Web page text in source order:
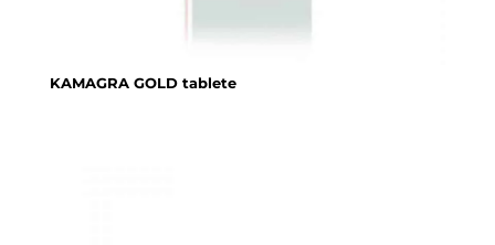
KAMAGRA GOLD tablete